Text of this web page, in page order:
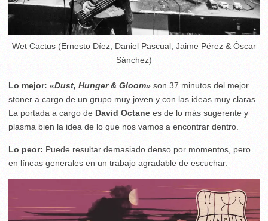
Wet Cactus (Ernesto Díez, Daniel Pascual, Jaime Pérez & Óscar
Sánchez)
Lo mejor: «Dust, Hunger & Gloom» son 37 minutos del mejor
stoner a cargo de un grupo muy joven y con las ideas muy claras.
La portada a cargo de David Octane es de lo más sugerente y
plasma bien la idea de lo que nos vamos a encontrar dentro.
Lo peor: Puede resultar demasiado denso por momentos, pero
en líneas generales en un trabajo agradable de escuchar.